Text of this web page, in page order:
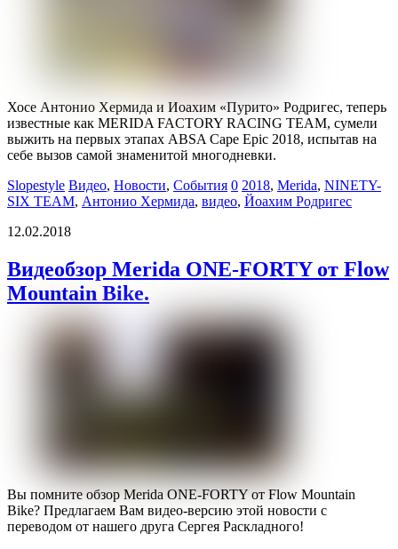
Хосе Антонио Хермида и Иоахим «Пурито» Родригес, теперь
известные как MERIDA FACTORY RACING TEAM, сумели
выжить на первых этапах ABSA Cape Epic 2018, испытав на
себе вызов самой знаменитой многодневки.
Slopestyle Видео, Новости, События 0 2018, Merida, NINETY-
SIX TEAM, Антонио Хермида, видео, Йоахим Родригес
12.02.2018
Видеобзор Merida ONE-FORTY от Flow
Mountain Bike.
Вы помните обзор Merida ONE-FORTY от Flow Mountain
Bike? Предлагаем Вам видео-версию этой новости с
переводом от нашего друга Сергея Раскладного!